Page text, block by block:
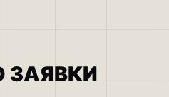
ЗАЯВКИ